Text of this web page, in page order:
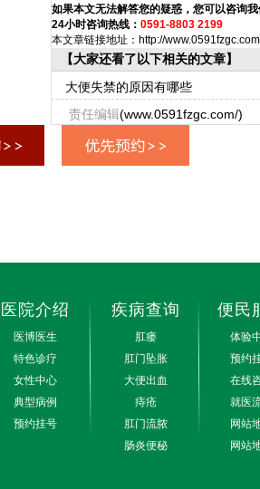
如果本文无法解答您的疑惑，您可以咨询
24小时咨询热线： 0591-8803 2199
本文章链接地址： http://
【大家还看了以下相关的文章】
大便失禁的原因有哪些
责任编辑(www.0591fzgc.com/)
医院介绍
医博医生
特色诊疗
女性中心
典型病例
预约挂号
疾病查询
肛瘘
肛门坠胀
大便出血
痔疮
肛门流脓
肠炎便秘
便民
体验
预约
在线
就医
网站
网站